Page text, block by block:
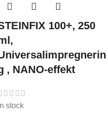
100+, 250
, NANO-effekt
stock